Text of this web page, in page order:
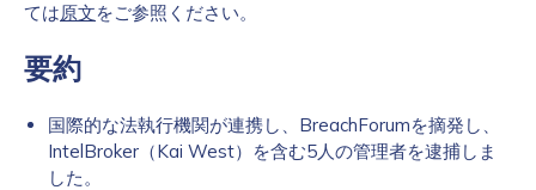
ては原文をご参照ください。
要約
国際的な法執行機関が連携し、BreachForumを摘発し、
IntelBroker（Kai West）を含む5人の管理者を逮捕しま
した。